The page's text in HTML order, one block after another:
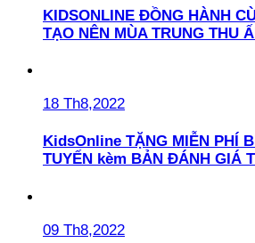
KIDSONLINE ĐỒNG HÀNH
TẠO NÊN MÙA TRUNG THU
18 Th8,2022
KidsOnline TẶNG MIỄN PHÍ
TUYẾN kèm BẢN ĐÁNH GIÁ
09 Th8,2022